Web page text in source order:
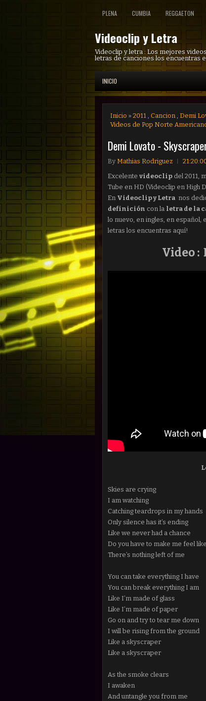
PLENA CUMBIA REGGAETON
Videoclip y Letra
Videoclip y letra : Los mejores
letras de canciones los encuentras
INICIO
Inicio » 2011 , Cancion , Demi
Videos de Pop Norte
Demi Lovato -
By Mathias Rodriguez
Excelente videoclip del 2011,
Tube en HD (Videoclip en High
En Videoclip y Letra nos
definición con la letra de la
lo nuevo, en ingles, en español,
letras los encuentras aquí!
Video :
Skies are crying
I am watching
Catching teardrops in my hands
Only silence has it’s ending
Like we never had a chance
Do you have to make me feel like
There’s nothing left of me
You can take everything I have
You can break everything I am
Like I’m made of glass
Like I’m made of paper
Go on and try to tear me down
I will be rising from the ground
Like a skyscraper
Like a skyscraper
As the smoke clears
I awaken
And untangle you from me